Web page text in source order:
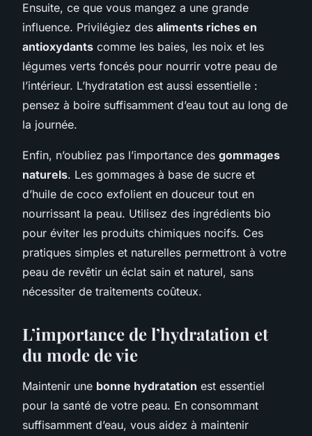
Ensuite, ce que vous mangez a une grande
influence. Privilégiez des aliments riches en
antioxydants comme les baies, les noix et les
légumes verts foncés pour nourrir votre peau de
l’intérieur. L’hydratation est aussi essentielle :
pensez à boire suffisamment d’eau tout au long de
la journée.
Enfin, n’oubliez pas l’importance des gommages
naturels. Les gommages à base de sucre et
d’huile de coco exfolient en douceur tout en
nourrissant la peau. Utilisez des ingrédients bio
pour éviter les produits chimiques nocifs. Ces
pratiques simples et naturelles permettront à votre
peau de revêtir un éclat sain et naturel, sans
nécessiter de traitements coûteux.
L’importance de l’hydratation et
du mode de vie
Maintenir une bonne hydratation est essentiel
pour la santé de votre peau. En consommant
suffisamment d’eau, vous aidez à maintenir